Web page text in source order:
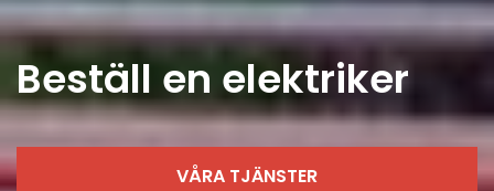
Beställ en elektriker
VÅRA TJÄNSTER